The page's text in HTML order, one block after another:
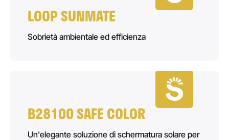
LOOP SUNMATE
Sobrietà ambientale ed efficienza
B28100 SAFE COLOR
Un'elegante soluzione di schermatura solare per